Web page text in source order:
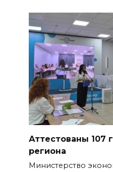
Аттестованы 107
региона
Министерство